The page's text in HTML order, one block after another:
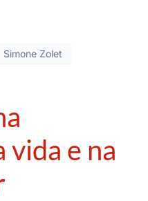
Simone Zolet
vida e na